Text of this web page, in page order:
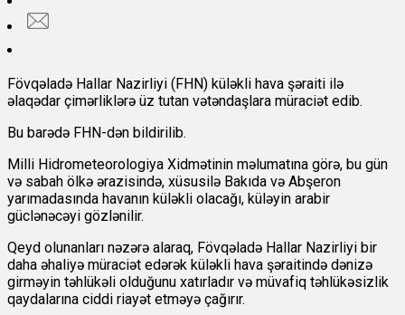
Fövqəladə Hallar Nazirliyi (FHN) küləkli hava şəraiti ilə
əlaqədar çimərliklərə üz tutan vətəndaşlara müraciət edib.
Bu barədə FHN-dən bildirilib.
Milli Hidrometeorologiya Xidmətinin məlumatına görə, bu gün
və sabah ölkə ərazisində, xüsusilə Bakıda və Abşeron
yarımadasında havanın küləkli olacağı, küləyin arabir
güclənəcəyi gözlənilir.
Qeyd olunanları nəzərə alaraq, Fövqəladə Hallar Nazirliyi bir
daha əhaliyə müraciət edərək küləkli hava şəraitində dənizə
girməyin təhlükəli olduğunu xatırladır və müvafiq təhlükəsizlik
qaydalarına ciddi riayət etməyə çağırır.